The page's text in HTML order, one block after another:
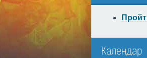
Календар